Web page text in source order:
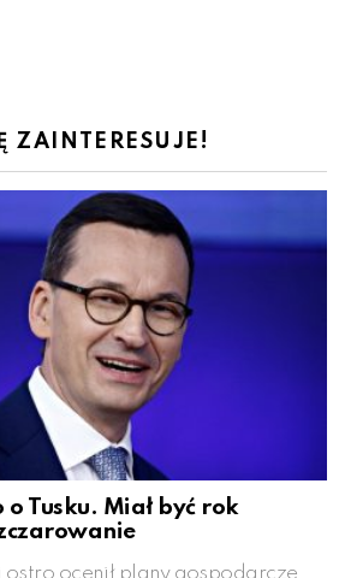
ZAINTERESUJE!
Tusku. Miał być rok
ocenił plany gospodarcze